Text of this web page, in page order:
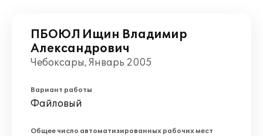
ПБОЮЛ Ищин Владимир
Александрович
Чебоксары, Январь 2005
Вариант работы
Файловый
Общее число автоматизированных рабочих мест